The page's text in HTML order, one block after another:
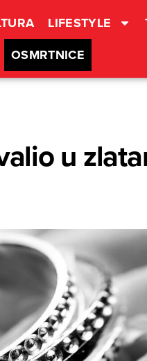
LIFESTYLE
OSMRTNICE
u